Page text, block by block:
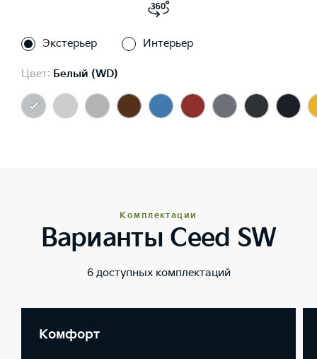
Экстерьер Интерьер
Цвет: Белый (WD)
Комплектации
Варианты Ceed SW
6 доступных комплектаций
Комфорт